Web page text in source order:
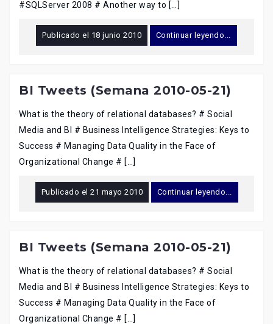
#SQLServer 2008 # Another way to […]
Publicado el 18 junio 2010 Continuar leyendo...
BI Tweets (Semana 2010-05-21)
What is the theory of relational databases? # Social
Media and BI # Business Intelligence Strategies: Keys to
Success # Managing Data Quality in the Face of
Organizational Change # […]
Publicado el 21 mayo 2010 Continuar leyendo...
BI Tweets (Semana 2010-05-21)
What is the theory of relational databases? # Social
Media and BI # Business Intelligence Strategies: Keys to
Success # Managing Data Quality in the Face of
Organizational Change # […]